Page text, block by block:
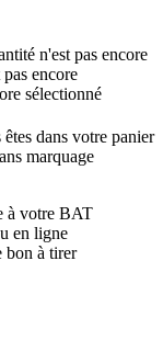
n'est pas encore
encore
sélectionné
dans votre panier
marquage
à votre BAT
en ligne
bon à tirer